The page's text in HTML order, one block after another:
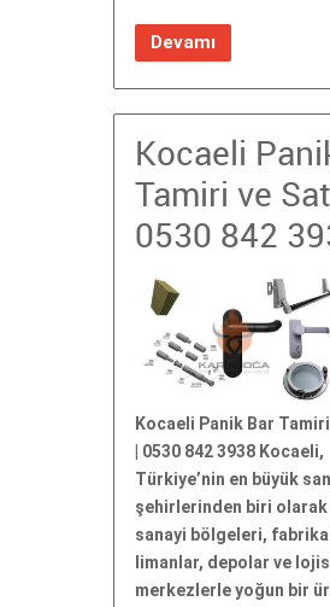
Devamı
Kocaeli
Tamiri ve
0530 842
Kocaeli Panik Bar Tamiri
| 0530 842 3938 Kocaeli,
Türkiye’nin en büyük
şehirlerinden biri
sanayi bölgeleri,
limanlar, depolar ve
merkezlerle yoğun bir